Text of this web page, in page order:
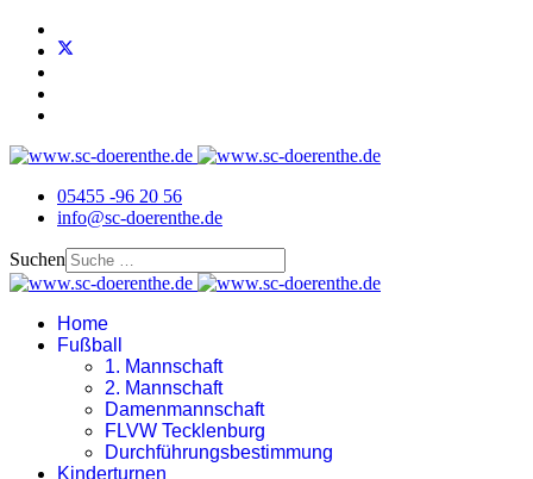
05455 -96 20 56
info@sc-doerenthe.de
Suchen
Home
Fußball
1. Mannschaft
2. Mannschaft
Damenmannschaft
FLVW Tecklenburg
Durchführungsbestimmung
Kinderturnen